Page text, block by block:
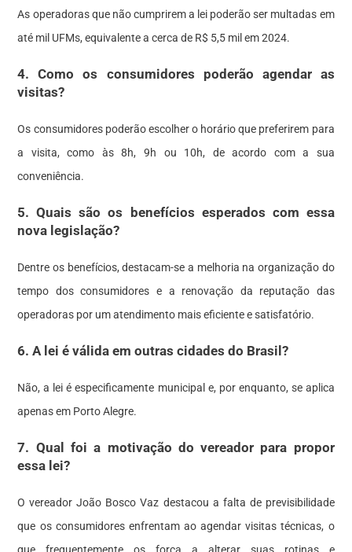
As operadoras que não cumprirem a lei poderão ser multadas em
até mil UFMs, equivalente a cerca de R$ 5,5 mil em 2024.
4. Como os consumidores poderão agendar as
visitas?
Os consumidores poderão escolher o horário que preferirem para
a visita, como às 8h, 9h ou 10h, de acordo com a sua
conveniência.
5. Quais são os benefícios esperados com essa
nova legislação?
Dentre os benefícios, destacam-se a melhoria na organização do
tempo dos consumidores e a renovação da reputação das
operadoras por um atendimento mais eficiente e satisfatório.
6. A lei é válida em outras cidades do Brasil?
Não, a lei é especificamente municipal e, por enquanto, se aplica
apenas em Porto Alegre.
7. Qual foi a motivação do vereador para propor
essa lei?
O vereador João Bosco Vaz destacou a falta de previsibilidade
que os consumidores enfrentam ao agendar visitas técnicas, o
que frequentemente os força a alterar suas rotinas e